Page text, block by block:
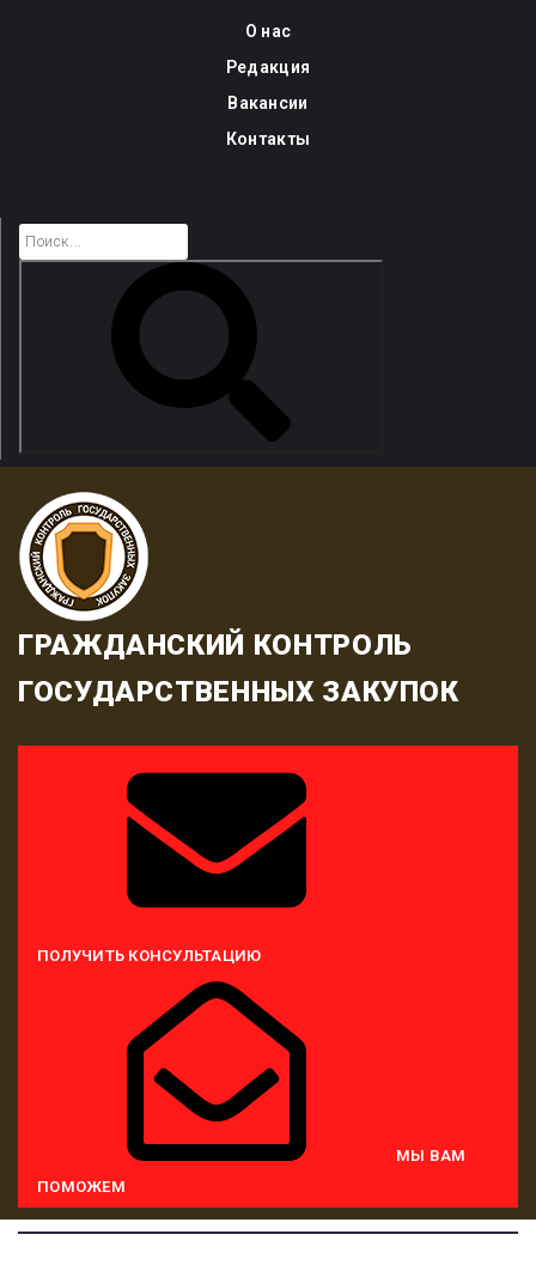
О нас
Редакция
Вакансии
Контакты
ГРАЖДАНСКИЙ КОНТРОЛЬ
ГОСУДАРСТВЕННЫХ ЗАКУПОК
ПОЛУЧИТЬ КОНСУЛЬТАЦИЮ
МЫ ВАМ
ПОМОЖЕМ